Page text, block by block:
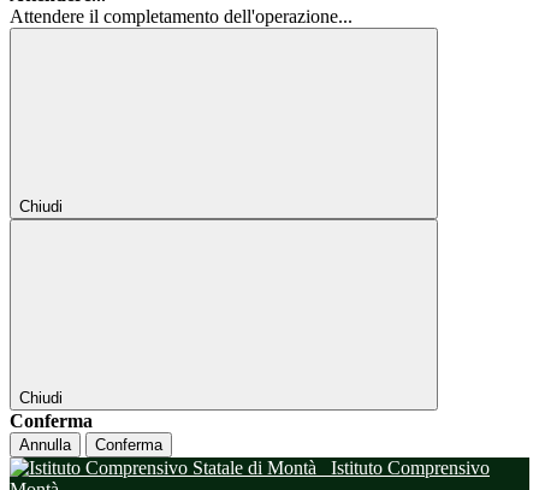
Attendere il completamento dell'operazione...
Chiudi
Chiudi
Conferma
Annulla Conferma
Istituto Comprensivo